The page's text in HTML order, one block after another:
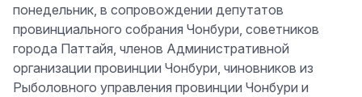
понедельник, в сопровождении депутатов
провинциального собрания Чонбури, советников
города Паттайя, членов Административной
организации провинции Чонбури, чиновников из
Рыболовного управления провинции Чонбури и